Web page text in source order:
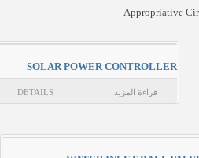
Appropriative
SOLAR POWER CONTROLLER
قراءة المزيد DETAILS